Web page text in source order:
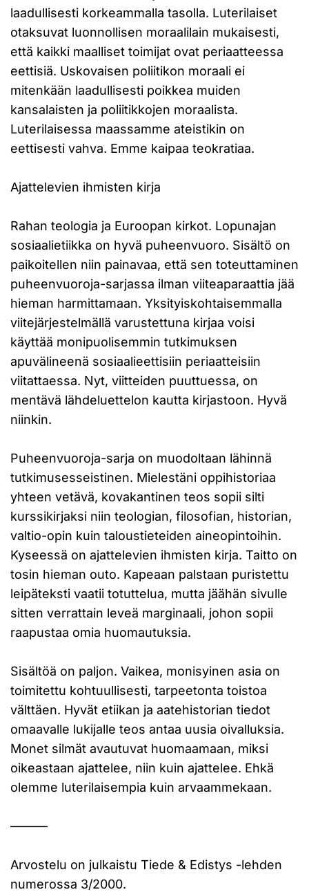
laadullisesti korkeammalla tasolla. Luterilaiset
otaksuvat luonnollisen moraalilain mukaisesti,
että kaikki maalliset toimijat ovat periaatteessa
eettisiä. Uskovaisen poliitikon moraali ei
mitenkään laadullisesti poikkea muiden
kansalaisten ja poliitikkojen moraalista.
Luterilaisessa maassamme ateistikin on
eettisesti vahva. Emme kaipaa teokratiaa.
Ajattelevien ihmisten kirja
Rahan teologia ja Euroopan kirkot. Lopunajan
sosiaalietiikka on hyvä puheenvuoro. Sisältö on
paikoitellen niin painavaa, että sen toteuttaminen
puheenvuoroja-sarjassa ilman viiteaparaattia jää
hieman harmittamaan. Yksityiskohtaisemmalla
viitejärjestelmällä varustettuna kirjaa voisi
käyttää monipuolisemmin tutkimuksen
apuvälineenä sosiaalieettisiin periaatteisiin
viitattaessa. Nyt, viitteiden puuttuessa, on
mentävä lähdeluettelon kautta kirjastoon. Hyvä
niinkin.
Puheenvuoroja-sarja on muodoltaan lähinnä
tutkimusesseistinen. Mielestäni oppihistoriaa
yhteen vetävä, kovakantinen teos sopii silti
kurssikirjaksi niin teologian, filosofian, historian,
valtio-opin kuin taloustieteiden aineopintoihin.
Kyseessä on ajattelevien ihmisten kirja. Taitto on
tosin hieman outo. Kapeaan palstaan puristettu
leipäteksti vaatii totuttelua, mutta jäähän sivulle
sitten verrattain leveä marginaali, johon sopii
raapustaa omia huomautuksia.
Sisältöä on paljon. Vaikea, monisyinen asia on
toimitettu kohtuullisesti, tarpeetonta toistoa
välttäen. Hyvät etiikan ja aatehistorian tiedot
omaavalle lukijalle teos antaa uusia oivalluksia.
Monet silmät avautuvat huomaamaan, miksi
oikeastaan ajattelee, niin kuin ajattelee. Ehkä
olemme luterilaisempia kuin arvaammekaan.
———
Arvostelu on julkaistu Tiede & Edistys -lehden
numerossa 3/2000.